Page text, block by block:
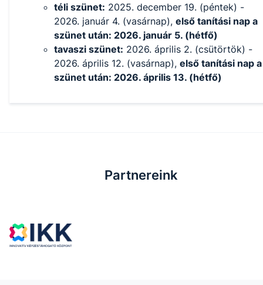
téli szünet: 2025. december 19. (péntek) -
2026. január 4. (vasárnap), első tanítási nap a
szünet után: 2026. január 5. (hétfő)
tavaszi szünet: 2026. április 2. (csütörtök) -
2026. április 12. (vasárnap), első tanítási nap a
szünet után: 2026. április 13. (hétfő)
Partnereink